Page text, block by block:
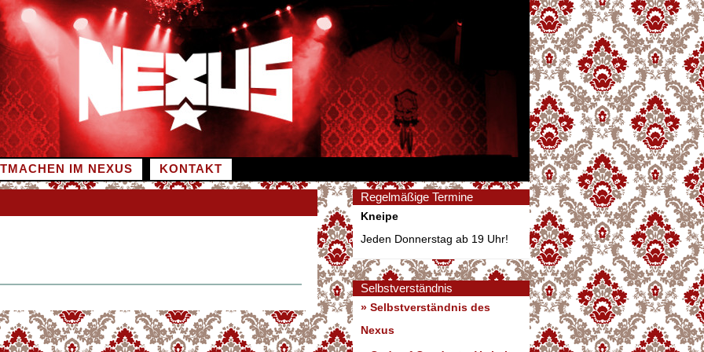
IM NEXUS KONTAKT
Regelmäßige Termine
Kneipe
Jeden Donnerstag ab 19 Uhr!
Selbstverständnis
» Selbstverständnis des
Nexus